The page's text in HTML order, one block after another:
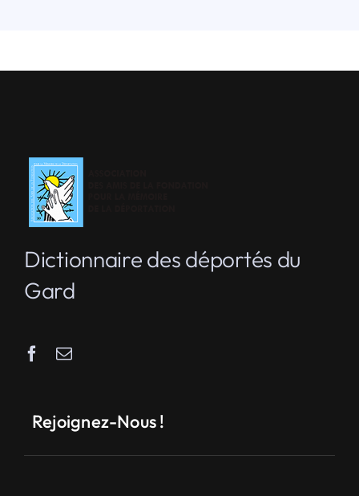
Dictionnaire des déportés du
Gard
Rejoignez-Nous !